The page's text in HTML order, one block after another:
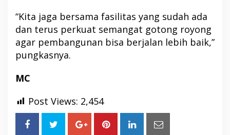
“Kita jaga bersama fasilitas yang sudah ada
dan terus perkuat semangat gotong royong
agar pembangunan bisa berjalan lebih baik,”
pungkasnya.
MC
Post Views: 2,454